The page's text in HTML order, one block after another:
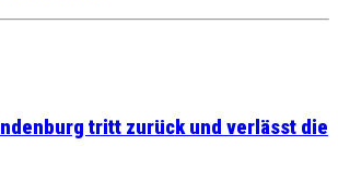
tritt zurück und verlässt die